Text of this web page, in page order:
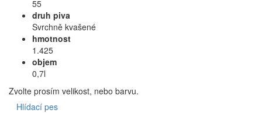
55
druh piva
Svrchně kvašené
hmotnost
1.425
objem
0,7l
Zvolte prosím velikost, nebo barvu.
Hlídací pes